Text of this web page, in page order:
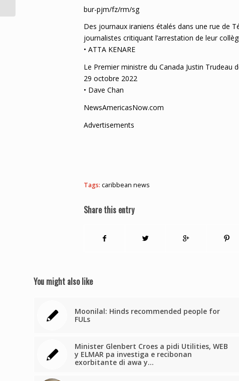
bur-pjm/fz/rm/sg
Des journaux iraniens étalés dans une rue de
journalistes critiquant l’arrestation de leur
• ATTA KENARE
Le Premier ministre du Canada Justin
29 octobre 2022
• Dave Chan
NewsAmericasNow.com
Advertisements
Tags: caribbean news
Share this entry
You might also like
Moonilal: Hinds recommended people for
FULs
Minister Glenbert Croes a pidi Utilities, WEB
y ELMAR pa investiga e recibonan
exorbitante di awa y…